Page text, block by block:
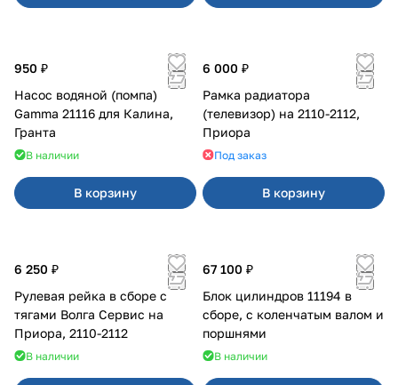
950 ₽
Насос водяной (помпа)
Gamma 21116 для Калина,
Гранта
В наличии
В корзину
6 000 ₽
Рамка радиатора
(телевизор) на 2110-2112,
Приора
Под заказ
В корзину
6 250 ₽
Рулевая рейка в сборе с
тягами Волга Сервис на
Приора, 2110-2112
В наличии
67 100 ₽
Блок цилиндров 11194 в
сборе, с коленчатым валом и
поршнями
В наличии